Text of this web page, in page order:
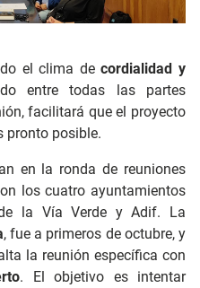
el clima decordialidad y
entre todas las partes
facilitará que el proyecto
pronto posible.
en la ronda de reuniones
los cuatro ayuntamientos
la Vía Verde y Adif. La
, fue a primeros de octubre, y
la reunión específica con
. El objetivo es intentar